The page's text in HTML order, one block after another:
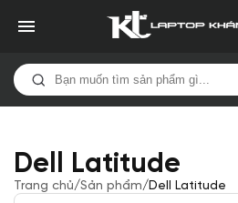
Dell Latitude
Trang chủ/Sản phẩm/Dell Latitude